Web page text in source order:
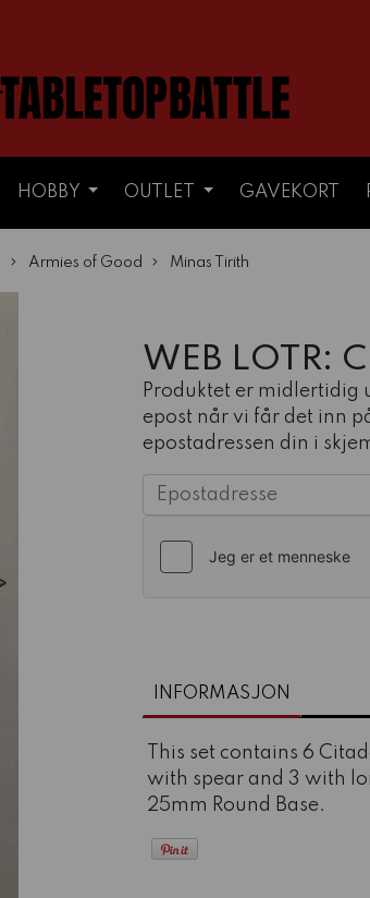
HOBBY OUTLET GAVEKORT
Armies of Good Minas Tirith
WEB LOTR:
Produktet er midlertidig
epost når vi får det inn
epostadressen din i
INFORMASJON
This set contains 6
with spear and 3 with
25mm Round Base.